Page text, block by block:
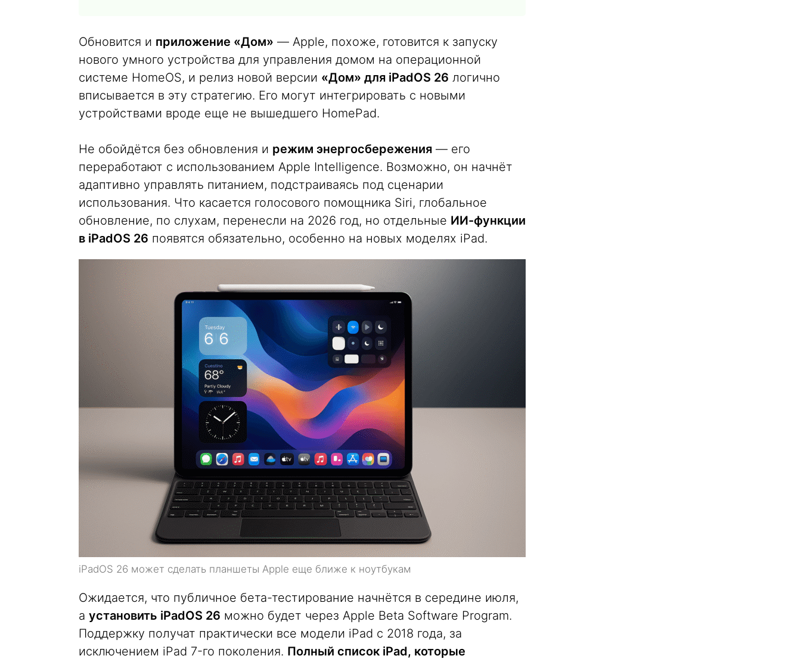
Обновится и приложение «Дом» — Apple, похоже, готовится к запуску
нового умного устройства для управления домом на операционной
системе HomeOS, и релиз новой версии «Дом» для iPadOS 26 логично
вписывается в эту стратегию. Его могут интегрировать с новыми
устройствами вроде еще не вышедшего HomePad.
Не обойдётся без обновления и режим энергосбережения — его
переработают с использованием Apple Intelligence. Возможно, он начнёт
адаптивно управлять питанием, подстраиваясь под сценарии
использования. Что касается голосового помощника Siri, глобальное
обновление, по слухам, перенесли на 2026 год, но отдельные ИИ-функции
в iPadOS 26 появятся обязательно, особенно на новых моделях iPad.
iPadOS 26 может сделать планшеты Apple еще ближе к ноутбукам
Ожидается, что публичное бета-тестирование начнётся в середине июля,
а установить iPadOS 26 можно будет через Apple Beta Software Program.
Поддержку получат практически все модели iPad с 2018 года, за
исключением iPad 7-го поколения. Полный список iPad, которые